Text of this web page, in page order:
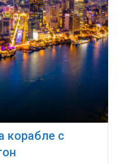
корабле с